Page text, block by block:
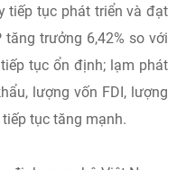
tiếp tục phát triển và đạt
trưởng 6,42% so với
tục ổn định; lạm phát
lượng vốn FDI, lượng
tục tăng mạnh.